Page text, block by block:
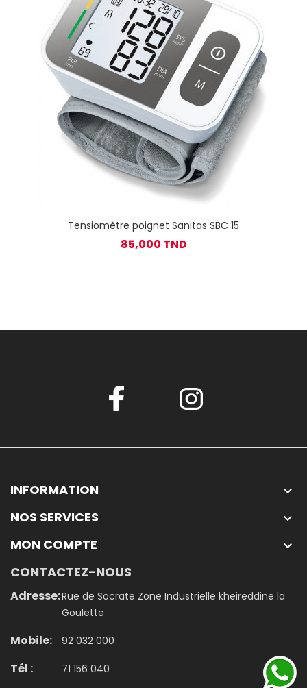
Tensiomètre poignet Sanitas SBC 15
85,000 TND
INFORMATION 
NOS SERVICES 
MON COMPTE 
CONTACTEZ-NOUS
Adresse:Rue de Socrate Zone Industrielle kheireddine la
Goulette
Mobile: 92 032 000
Tél : 71 156 040